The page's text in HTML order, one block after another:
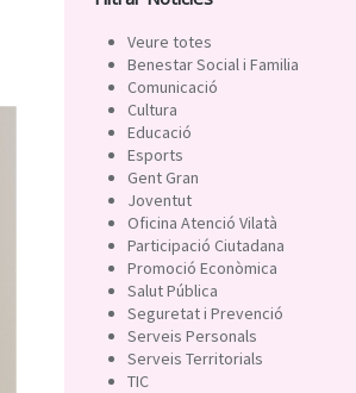
Veure totes
Benestar Social i Familia
Comunicació
Cultura
Educació
Esports
Gent Gran
Joventut
Oficina Atenció Vilatà
Participació Ciutadana
Promoció Econòmica
Salut Pública
Seguretat i Prevenció
Serveis Personals
Serveis Territorials
TIC